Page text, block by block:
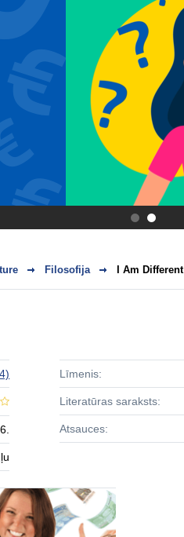
.
Filosofija I Am Different
Līmenis:
Literatūras saraksts:
Atsauces: